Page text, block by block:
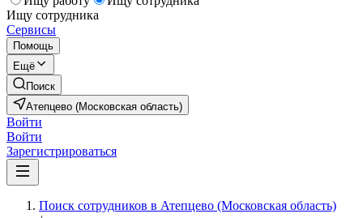
Ищу сотрудника
Сервисы
Помощь
Ещё
Поиск
Атепцево (Московская область)
Войти
Войти
Зарегистрироваться
Поиск сотрудников в Атепцево (Московская область)